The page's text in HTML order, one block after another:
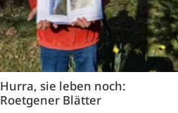
Hurra, sie leben noch:
Roetgener Blätter